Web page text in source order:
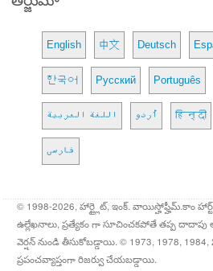
English 中文 Deutsch
한국어 Русский Português
اللغة العربية اُردو हिन्दी
فارسی
© 1998-2026, హార్ట్లైట్, ఇంక్. వాయిస్హోఫ్హీమ్.కాం
ఉల్లేఖనాలు, ప్రత్యేకం గా సూచించకపోతే తప్ప
వెర్షన్ నుండి తీసుకోబడ్డాయి. © 1973, 1978, 1984,
ప్రపంచవ్యాప్తంగా రిజర్వు చేయబడ్డాయి.